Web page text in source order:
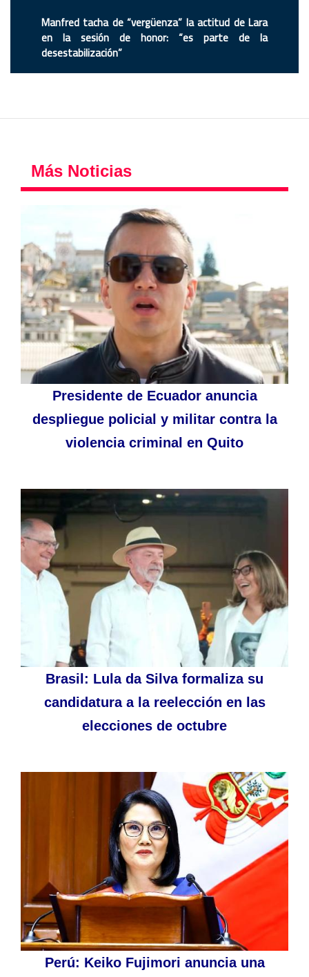
Manfred tacha de “vergüenza” la actitud de Lara
en la sesión de honor: “es parte de la
desestabilización”
Más Noticias
Presidente de Ecuador anuncia
despliegue policial y militar contra la
violencia criminal en Quito
Brasil: Lula da Silva formaliza su
candidatura a la reelección en las
elecciones de octubre
Perú: Keiko Fujimori anuncia una